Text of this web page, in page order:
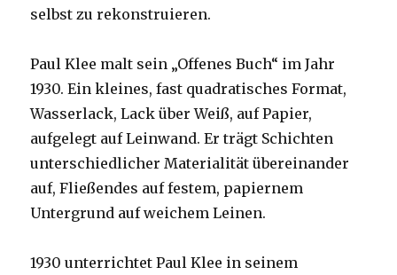
selbst zu rekonstruieren.
Paul Klee malt sein „Offenes Buch“ im Jahr
1930. Ein kleines, fast quadratisches Format,
Wasserlack, Lack über Weiß, auf Papier,
aufgelegt auf Leinwand. Er trägt Schichten
unterschiedlicher Materialität übereinander
auf, Fließendes auf festem, papiernem
Untergrund auf weichem Leinen.
1930 unterrichtet Paul Klee in seinem